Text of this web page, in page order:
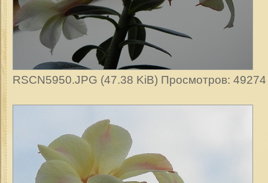
RSCN5950.JPG (47.38 KiB) Просмотров: 49274